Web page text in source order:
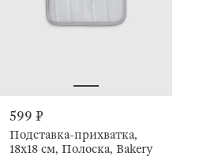
599 ₽
Подставка-прихватка,
18х18 см, Полоска, Bakery